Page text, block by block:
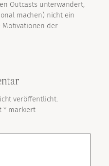
Outcasts unterwandert,
machen) nicht ein
Motivationen der
veröffentlicht.
* markiert